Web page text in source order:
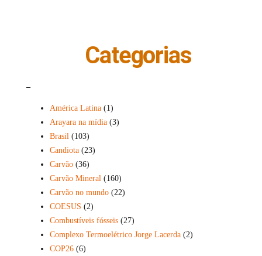
Categorias
América Latina(1)
Arayara na mídia(3)
Brasil (103)
Candiota(23)
Carvão(36)
Carvão Mineral (160)
Carvão no mundo(22)
COESUS (2)
Combustíveis fósseis(27)
Complexo Termoelétrico Jorge Lacerda(2)
COP26(6)